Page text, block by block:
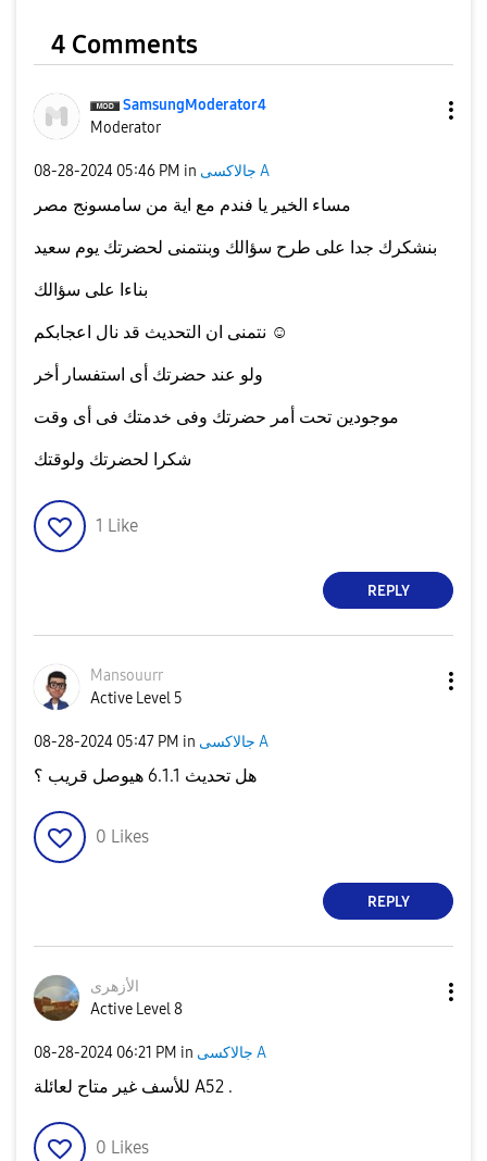
4 Comments
SamsungModerator4
Moderator
‎08-28-2024 05:46 PM in جالاكسى A
مساء الخير يا فندم مع اية من سامسونج مصر
بنشكرك جدا على طرح سؤالك وبنتمنى لحضرتك يوم سعيد
بناءا على سؤالك
نتمنى ان التحديث قد نال اعجابكم ☺
ولو عند حضرتك أى استفسار أخر
موجودين تحت أمر حضرتك وفى خدمتك فى أى وقت
شكرا لحضرتك ولوقتك
1 Like
REPLY
Mansouurr
Active Level 5
‎08-28-2024 05:47 PM in جالاكسى A
هل تحديث 6.1.1 هيوصل قريب ؟
0 Likes
REPLY
الأزهرى
Active Level 8
‎08-28-2024 06:21 PM in جالاكسى A
للأسف غير متاح لعائلة A52 .
0 Likes